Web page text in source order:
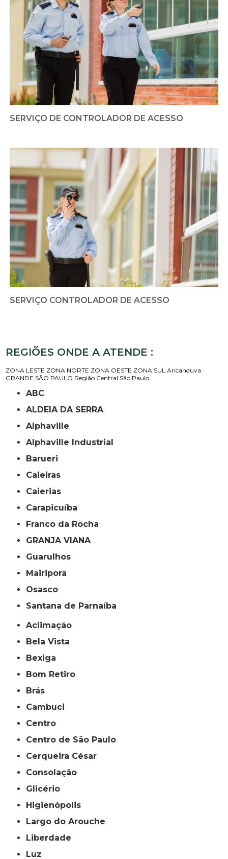
SERVIÇO DE CONTROLADOR DE ACESSO
SERVIÇO CONTROLADOR DE ACESSO
REGIÕES ONDE A ATENDE :
ZONA LESTE ZONA NORTE ZONA OESTE ZONA SUL Aricanduva
GRANDE SÃO PAULO Região Central São Paulo
ABC
ALDEIA DA SERRA
Alphaville
Alphaville Industrial
Barueri
Caieiras
Caierias
Carapicuíba
Franco da Rocha
GRANJA VIANA
Guarulhos
Mairiporã
Osasco
Santana de Parnaíba
Aclimação
Bela Vista
Bexiga
Bom Retiro
Brás
Cambuci
Centro
Centro de São Paulo
Cerqueira César
Consolação
Glicério
Higienópolis
Largo do Arouche
Liberdade
Luz